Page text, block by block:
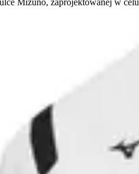
Mizuno, zaprojektowanej w